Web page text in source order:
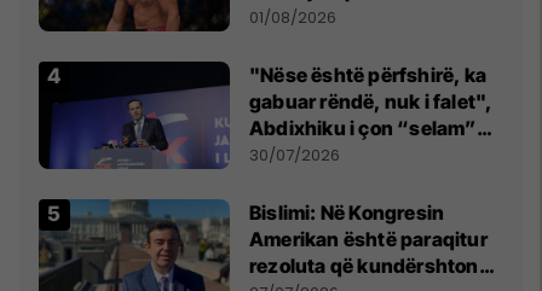
anti-shqiptare nga
01/08/2026
"Nëse është përfshirë, ka
gabuar rëndë, nuk i falet",
Abdixhiku i çon “selam”
Përparim Ramës
30/07/2026
Bislimi: Në Kongresin
Amerikan është paraqitur
rezoluta që kundërshton